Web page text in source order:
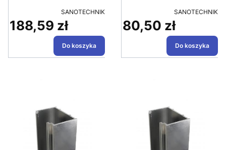
PRODUCENT
SANOTECHNIK
Cena
188,59 zł
Do koszyka
PRODUCENT
SANOTECHNIK
Cena
80,50 zł
Do koszyka